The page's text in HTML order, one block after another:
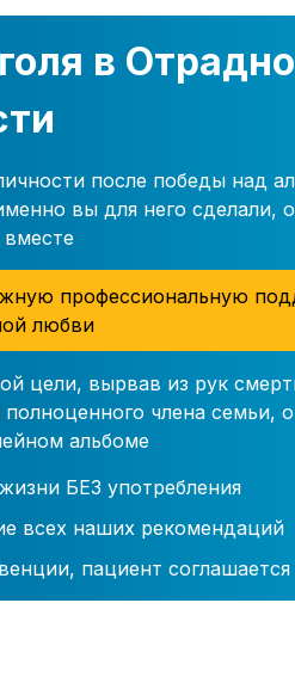
в
после победы над
вы для него сделали,
вместе
профессиональную
любви
цели, вырвав из рук
члена семьи,
альбоме
БЕЗ употребления
всех наших рекомендаций
пациент соглашается